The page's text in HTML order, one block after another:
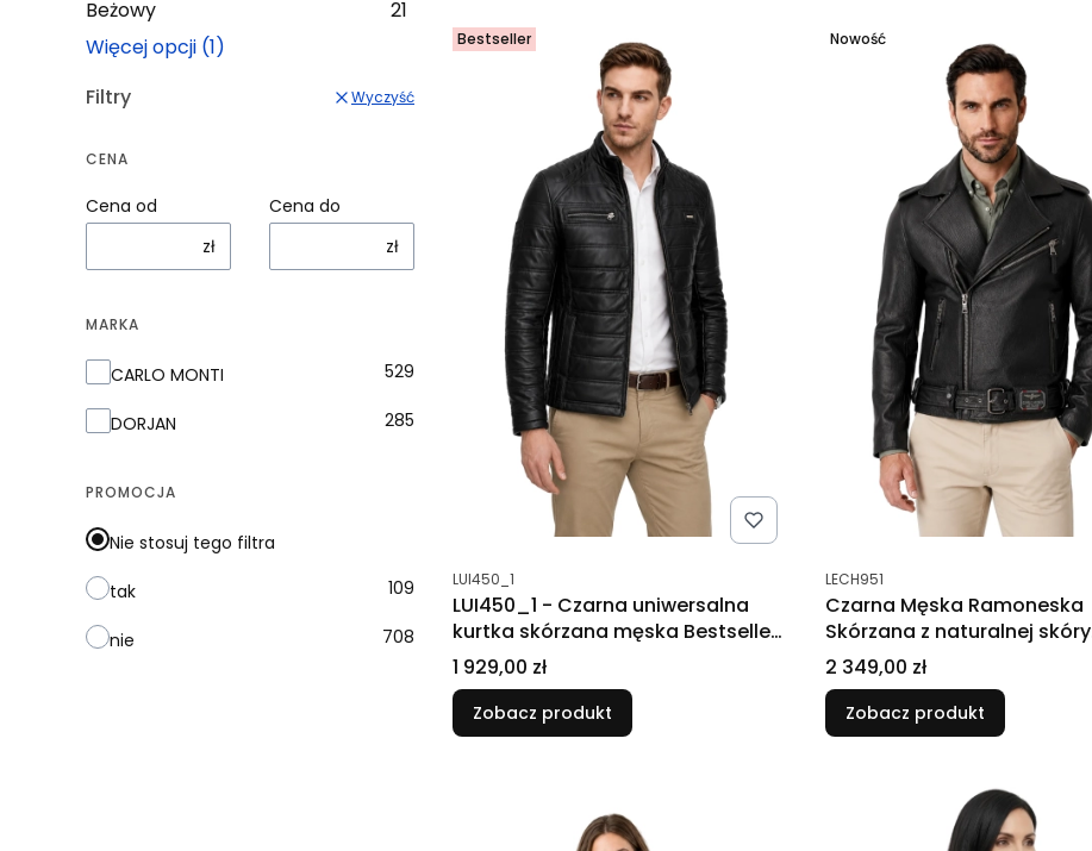
Beżowy
21
Więcej opcji (1)
Filtry
Wyczyść
CENA
Cena od
zł
Cena do
zł
MARKA
Marka
CARLO MONTI 529
DORJAN 285
PROMOCJA
Nie stosuj tego filtra
tak 109
nie 708
Bestseller
Kod produktu
LUI450_1
LUI450_1 - Czarna uniwersalna
kurtka skórzana męska Bestseller
DORJAN
Cena
1 929,00 zł
Zobacz produkt
Nowość
Kod produktu
LECH951
Czarna Męska Ramoneska
Skórzana z naturalnej skóry
PREMIUM DORJAN
Cena
2 349,00 zł
Zobacz produkt